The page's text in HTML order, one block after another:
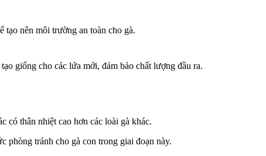
nên môi trường an toàn cho gà.
giống cho các lứa mới, đảm bảo chất lượng đầu ra.
có thân nhiệt cao hơn các loài gà khác.
phòng tránh cho gà con trong giai đoạn này.